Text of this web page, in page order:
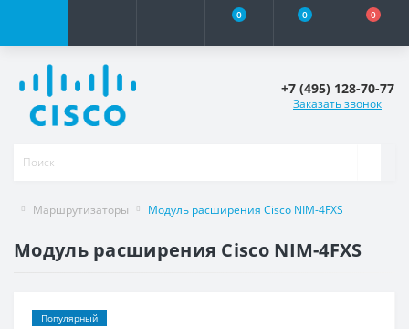
0 0 0
+7 (495) 128-70-77
Заказать звонок
Маршрутизаторы Модуль расширения Cisco NIM-4FXS
Модуль расширения Cisco NIM-4FXS
Популярный